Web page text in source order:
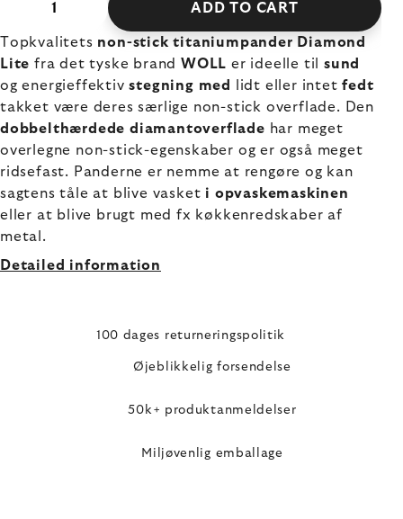
ADD TO CART
Topkvalitets non-stick titaniumpander Diamond
Lite fra det tyske brand WOLL er ideelle tilsund
og energieffektivstegning med lidt eller intetfedt
takket være deres særlige non-stick overflade. Den
dobbelthærdede diamantoverflade har meget
overlegne non-stick-egenskaber og er også meget
ridsefast. Panderne er nemme at rengøre og kan
sagtens tåle at blive vasket i opvaskemaskinen
eller at blive brugt med fx køkkenredskaber af
metal.
Detailed information
100 dages returneringspolitik
Øjeblikkelig forsendelse
50k+ produktanmeldelser
Miljøvenlig emballage